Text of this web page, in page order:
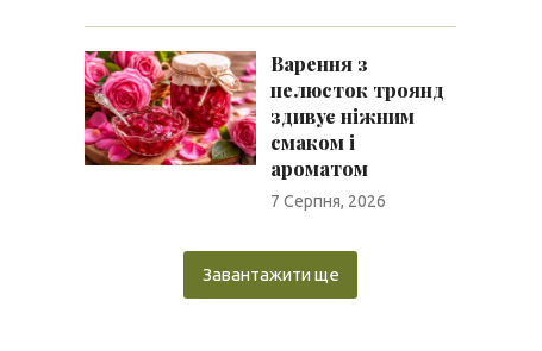
Варення з
пелюсток троянд
здивує ніжним
смаком і
ароматом
7 Серпня, 2026
Завантажити ще